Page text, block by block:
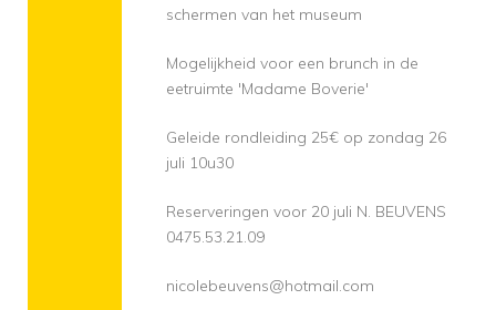
schermen van het museum
Mogelijkheid voor een brunch in de
eetruimte 'Madame Boverie'
Geleide rondleiding 25€ op zondag 26
juli 10u30
Reserveringen voor 20 juli N. BEUVENS
0475.53.21.09
nicolebeuvens@hotmail.com